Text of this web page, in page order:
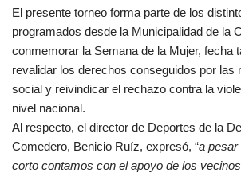
El presente torneo forma parte de los
programados desde la Municipalidad de la
conmemorar la Semana de la Mujer, fecha
revalidar los derechos conseguidos por las
social y reivindicar el rechazo contra la
nivel nacional.
Al respecto, el director de Deportes de la
Comedero, Benicio Ruíz, expresó, “a pesar
corto contamos con el apoyo de los